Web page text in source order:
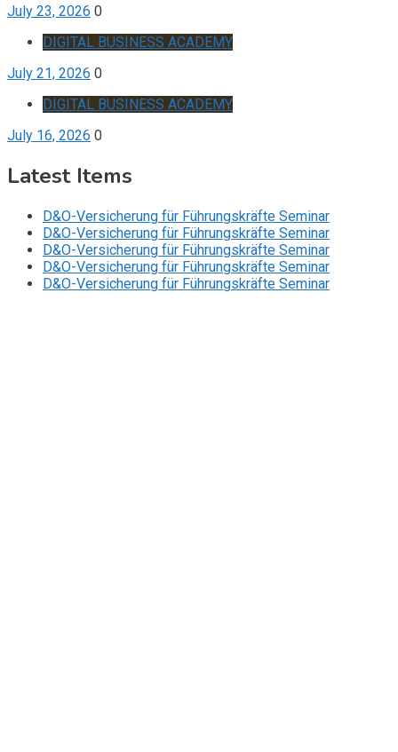
July 23, 2026 0
DIGITAL BUSINESS ACADEMY
July 21, 2026 0
DIGITAL BUSINESS ACADEMY
July 16, 2026 0
Latest Items
D&O-Versicherung für Führungskräfte Seminar
D&O-Versicherung für Führungskräfte Seminar
D&O-Versicherung für Führungskräfte Seminar
D&O-Versicherung für Führungskräfte Seminar
D&O-Versicherung für Führungskräfte Seminar